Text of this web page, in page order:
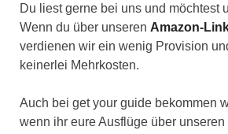
Du liest gerne bei uns und möchtest
Wenn du über unseren Amazon-
verdienen wir ein wenig Provision
keinerlei Mehrkosten.
Auch bei get your guide bekommen
wenn ihr eure Ausflüge über unseren